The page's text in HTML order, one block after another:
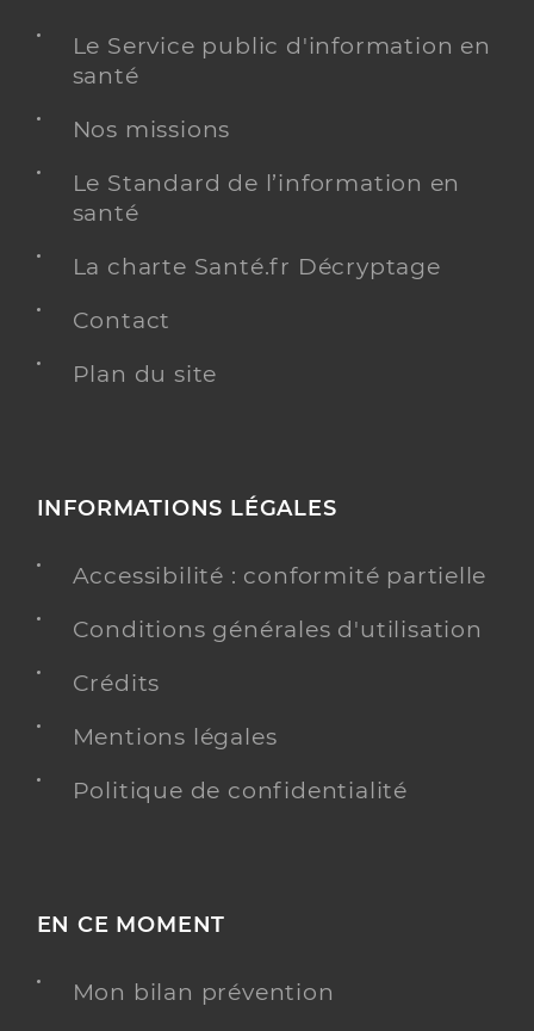
Le Service public d'information en
santé
Nos missions
Le Standard de l’information en
santé
La charte Santé.fr Décryptage
Contact
Plan du site
INFORMATIONS LÉGALES
Accessibilité : conformité partielle
Conditions générales d'utilisation
Crédits
Mentions légales
Politique de confidentialité
EN CE MOMENT
Mon bilan prévention